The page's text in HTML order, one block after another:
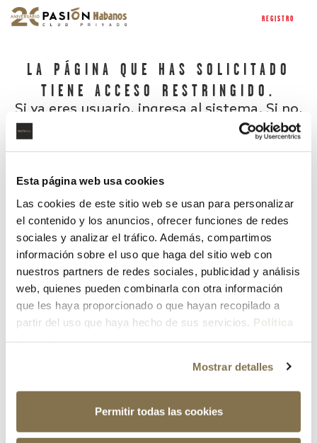
Esta página web usa cookies
Las cookies de este sitio web se usan para personalizar
el contenido y los anuncios, ofrecer funciones de redes
sociales y analizar el tráfico. Además, compartimos
información sobre el uso que haga del sitio web con
nuestros partners de redes sociales, publicidad y análisis
web, quienes pueden combinarla con otra información
que les haya proporcionado o que hayan recopilado a
partir del uso que haya hecho de sus servicios. Política
Mostrar detalles
Permitir todas las cookies
REGISTRO
LA PÁGINA QUE HAS SOLICITADO
TIENE ACCESO RESTRINGIDO.
Si ya eres usuario, ingresa al sistema. Si no,
¿Has olvidado tu contraseña?